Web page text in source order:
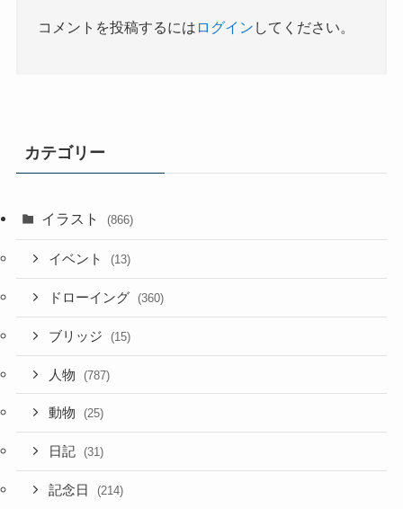
コメントを投稿するには ログイン してください。
カテゴリー
イラスト (866)
イベント (13)
ドローイング (360)
ブリッジ (15)
人物 (787)
動物 (25)
日記 (31)
記念日 (214)